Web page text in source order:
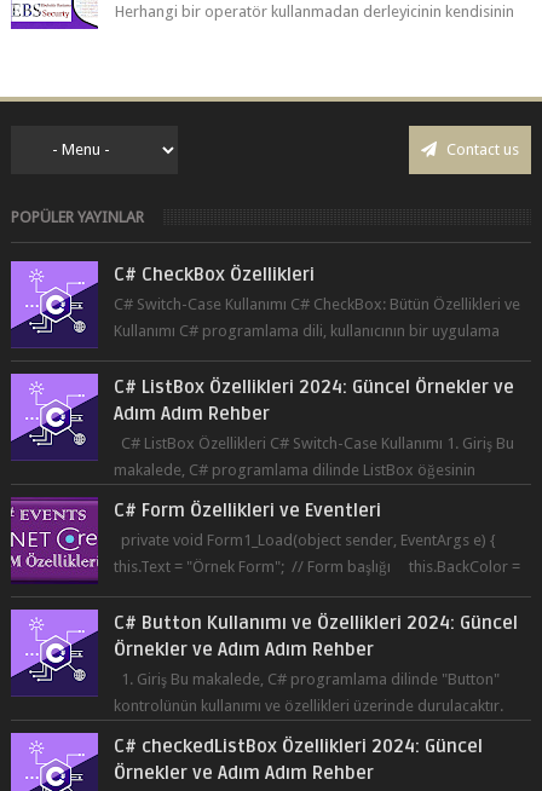
Herhangi bir operatör kullanmadan derleyicinin kendisinin
Contact us
POPÜLER YAYINLAR
C# CheckBox Özellikleri
C# Switch-Case Kullanımı C# CheckBox: Bütün Özellikleri ve
Kullanımı C# programlama dili, kullanıcının bir uygulama
üzerinde seçim yapma...
C# ListBox Özellikleri 2024: Güncel Örnekler ve
Adım Adım Rehber
C# ListBox Özellikleri C# Switch-Case Kullanımı 1. Giriş Bu
makalede, C# programlama dilinde ListBox öğesinin
C# Form Özellikleri ve Eventleri
private void Form1_Load(object sender, EventArgs e) {
this.Text = "Örnek Form"; // Form başlığı this.BackColor =
Co...
C# Button Kullanımı ve Özellikleri 2024: Güncel
Örnekler ve Adım Adım Rehber
1. Giriş Bu makalede, C# programlama dilinde "Button"
kontrolünün kullanımı ve özellikleri üzerinde durulacaktır.
C# checkedListBox Özellikleri 2024: Güncel
Örnekler ve Adım Adım Rehber